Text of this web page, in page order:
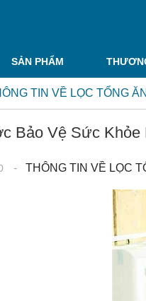
SẢN PHẨM
TIN VỀ LỌC TỔNG
Bảo Vệ Sức
- THÔNG TIN VỀ LỌC